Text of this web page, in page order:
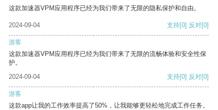
这款加速器VPM应用程序已经为我们带来了无限的隐私保护和自由。
2024-09-04 支持[0] 反对[0]
游客
这款加速器VPM应用程序已经为我们带来了无限的流畅体验和安全性保
护。
2024-09-04
支持[0] 反对[0]
游客
这款app让我的工作效率提高了50%，让我能够更轻松地完成工作任务。